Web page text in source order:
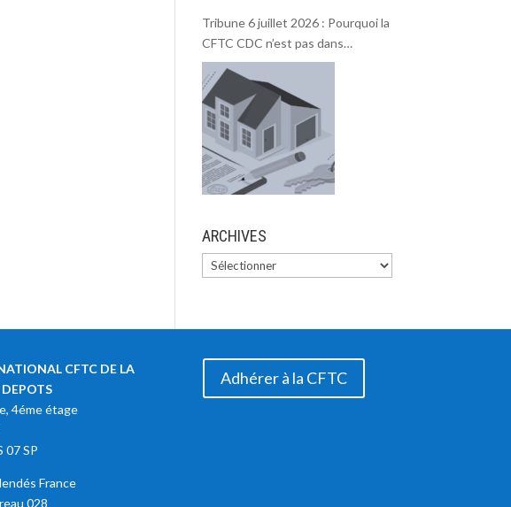
Tribune 6 juillet 2026 : Pourquoi la
CFTC CDC n’est pas dans
l’intersyndicale « Pouvoir d’achat »
et Rentrée 2026 .
ARCHIVES
CFTC DE LA
DEPOTS
4éme étage
07 SP
France
028
Adhérer à la CFTC